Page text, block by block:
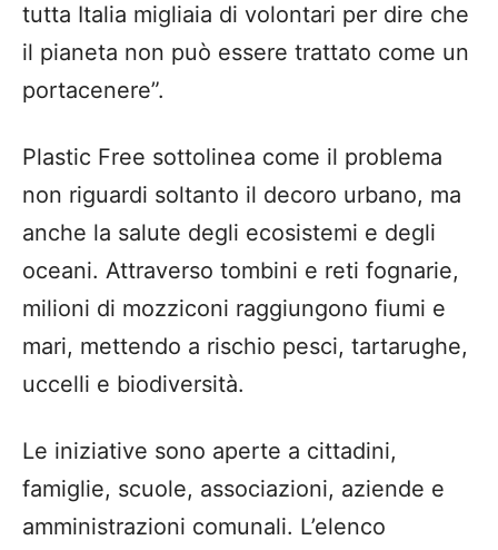
tutta Italia migliaia di volontari per dire che
il pianeta non può essere trattato come un
portacenere”.
Plastic Free sottolinea come il problema
non riguardi soltanto il decoro urbano, ma
anche la salute degli ecosistemi e degli
oceani. Attraverso tombini e reti fognarie,
milioni di mozziconi raggiungono fiumi e
mari, mettendo a rischio pesci, tartarughe,
uccelli e biodiversità.
Le iniziative sono aperte a cittadini,
famiglie, scuole, associazioni, aziende e
amministrazioni comunali. L’elenco